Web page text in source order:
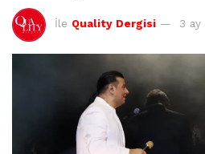
İle Quality Dergisi 3 ay